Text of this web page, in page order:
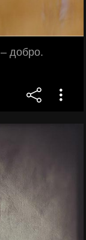
добро.